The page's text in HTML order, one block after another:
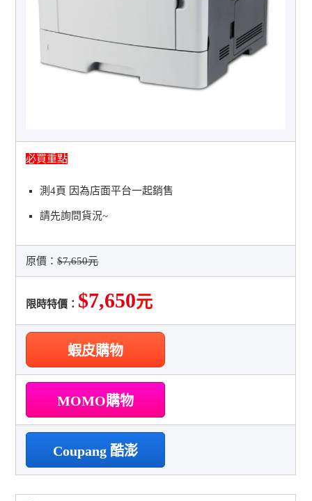
必買重點
測4頁 因為店面平台一起銷售
請先詢問貨況~
原價：$7,650元
限時特價： $7,650元
蝦皮購物
MOMO購物
Coupang 酷澎